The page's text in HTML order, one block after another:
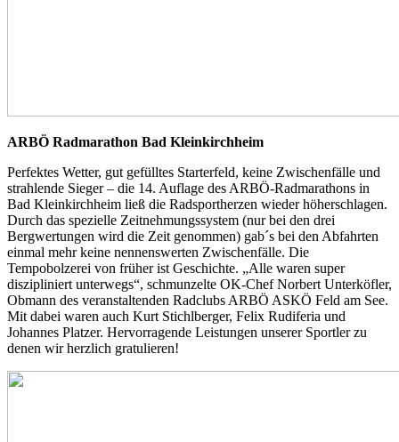
ARBÖ Radmarathon Bad Kleinkirchheim
Perfektes Wetter, gut gefülltes Starterfeld, keine Zwischenfälle und
strahlende Sieger – die 14. Auflage des ARBÖ-Radmarathons in
Bad Kleinkirchheim ließ die Radsportherzen wieder höherschlagen.
Durch das spezielle Zeitnehmungssystem (nur bei den drei
Bergwertungen wird die Zeit genommen) gab´s bei den Abfahrten
einmal mehr keine nennenswerten Zwischenfälle. Die
Tempobolzerei von früher ist Geschichte. „Alle waren super
diszipliniert unterwegs“, schmunzelte OK-Chef Norbert Unterköfler,
Obmann des veranstaltenden Radclubs ARBÖ ASKÖ Feld am See.
Mit dabei waren auch Kurt Stichlberger, Felix Rudiferia und
Johannes Platzer. Hervorragende Leistungen unserer Sportler zu
denen wir herzlich gratulieren!